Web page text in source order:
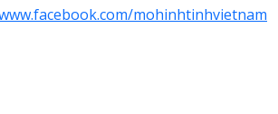
mohinhtinhvietnam